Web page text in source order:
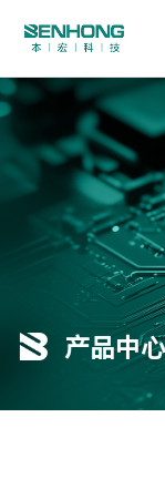
产品中心